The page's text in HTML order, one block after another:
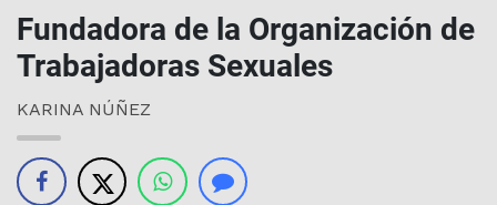
Fundadora de la Organización de
Trabajadoras Sexuales
KARINA NÚÑEZ